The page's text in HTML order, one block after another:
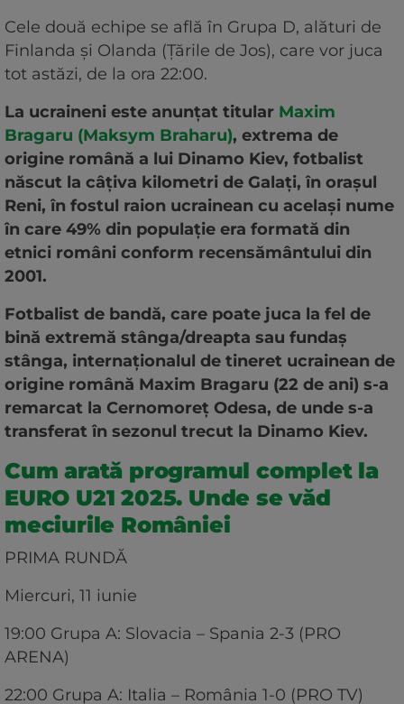
Cele două echipe se află în Grupa D, alături de
Finlanda și Olanda (Țările de Jos), care vor juca
tot astăzi, de la ora 22:00.
La ucraineni este anunțat titular Maxim
Bragaru (Maksym Braharu), extrema de
origine română a lui Dinamo Kiev, fotbalist
născut la câțiva kilometri de Galați, în orașul
Reni, în fostul raion ucrainean cu același nume
în care 49% din populație era formată din
etnici români conform recensământului din
2001.
Fotbalist de bandă, care poate juca la fel de
bină extremă stânga/dreapta sau fundaș
stânga, internaționalul de tineret ucrainean de
origine română Maxim Bragaru (22 de ani) s-a
remarcat la Cernomoreț Odesa, de unde s-a
transferat în sezonul trecut la Dinamo Kiev.
Cum arată programul complet la
EURO U21 2025. Unde se văd
meciurile României
PRIMA RUNDĂ
Miercuri, 11 iunie
19:00 Grupa A: Slovacia – Spania 2-3 (PRO
ARENA)
22:00 Grupa A: Italia – România 1-0 (PRO TV)